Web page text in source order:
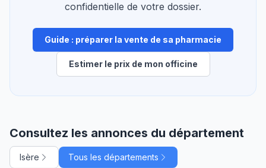
confidentielle de votre dossier.
Guide : préparer la vente de sa pharmacie
Estimer le prix de mon officine
Consultez les annonces du département
Isère Tous les départements